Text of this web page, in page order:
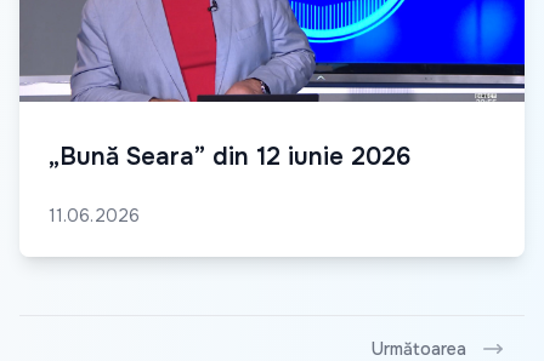
„Bună Seara” din 12 iunie 2026
11.06.2026
Următoarea